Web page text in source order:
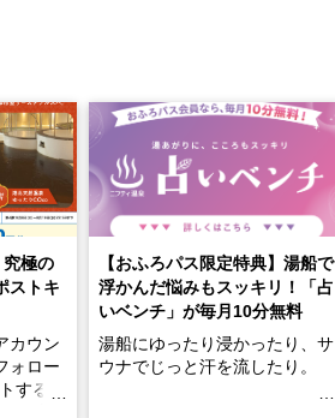
極の
ストキ
カウン
ォロー
する
【おふろパス限定特典】湯船で
浮かんだ悩みもスッキリ！「占
いベンチ」が毎月10分無料
湯船にゆったり浸かったり、サ
ウナでじっと汗を流したり。